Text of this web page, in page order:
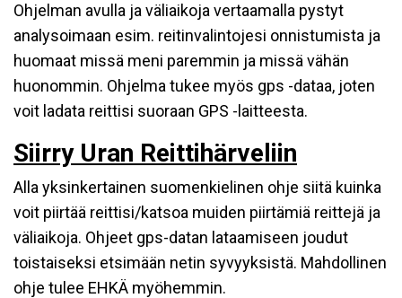
Ohjelman avulla ja väliaikoja vertaamalla pystyt
analysoimaan esim. reitinvalintojesi onnistumista ja
huomaat missä meni paremmin ja missä vähän
huonommin. Ohjelma tukee myös gps -dataa, joten
voit ladata reittisi suoraan GPS -laitteesta.
Siirry Uran Reittihärveliin
Alla yksinkertainen suomenkielinen ohje siitä kuinka
voit piirtää reittisi/katsoa muiden piirtämiä reittejä ja
väliaikoja. Ohjeet gps-datan lataamiseen joudut
toistaiseksi etsimään netin syvyyksistä. Mahdollinen
ohje tulee EHKÄ myöhemmin.